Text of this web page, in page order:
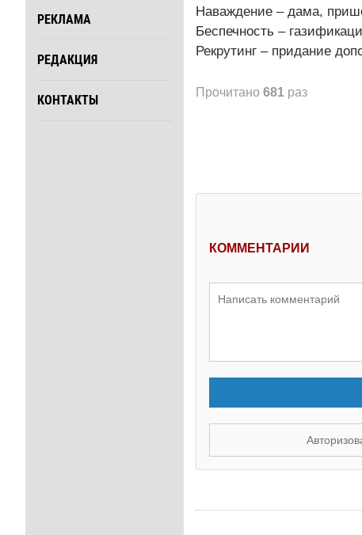
РЕКЛАМА
РЕДАКЦИЯ
КОНТАКТЫ
Наваждение – дама,
Беспечность –
Рекрутинг – придание
Прочитано 681 раз
КОММЕНТАРИИ